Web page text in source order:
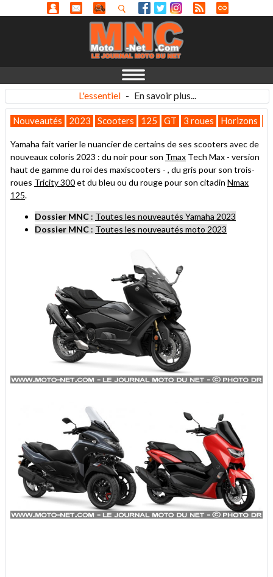
L'essentiel - En savoir plus...
Nouveautés 2023 Scooters 125 GT 3 roues Horizons
Yamaha fait varier le nuancier de certains de ses scooters avec de
nouveaux coloris 2023 : du noir pour son Tmax Tech Max - version
haut de gamme du roi des maxiscooters - , du gris pour son trois-
roues Tricity 300et du bleu ou du rouge pour son citadin Nmax
125.
Dossier MNC : Toutes les nouveautés Yamaha 2023
Dossier MNC : Toutes les nouveautés moto 2023